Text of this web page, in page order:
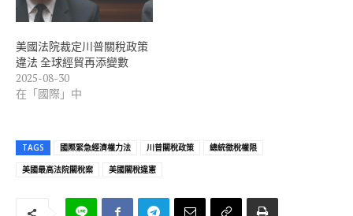
美國法院裁定川普關稅政策
違法 全球經貿再添變數
2025-08-30
在「國際」中
TAGS 國際緊急經濟權力法 川普關稅政策
總統徵稅權限
美國最高法院關稅案
美國關稅違憲